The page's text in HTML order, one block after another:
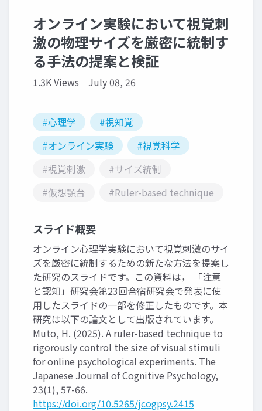
オンライン実験において視覚刺
激の物理サイズを厳密に統制す
る手法の提案と検証
1.3K Views July 08, 26
#心理学
#視知覚
#オンライン実験
#視覚科学
#視覚刺激
#サイズ統制
#仮想顎台
#Ruler-based technique
スライド概要
オンライン心理学実験において視覚刺激のサイ
ズを厳密に統制するための新たな方法を提案し
た研究のスライドです。この資料は， 「注意
と認知」研究会第23回合宿研究会で発表に使
用したスライドの一部を修正したものです。本
研究は以下の論文として出版されています。
Muto, H. (2025). A ruler-based technique to
rigorously control the size of visual stimuli
for online psychological experiments. The
Japanese Journal of Cognitive Psychology,
23(1), 57-66.
https://doi.org/10.5265/jcogpsy.2415